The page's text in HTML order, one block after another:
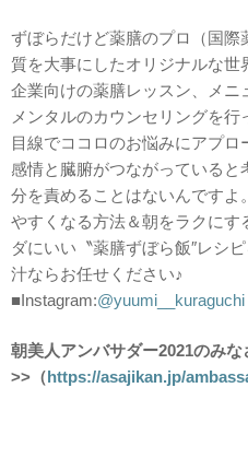
ずぼらだけど薬膳のプロ（国際
質を大事にしたオリジナルな世
企業向けの薬膳レッスン、メ
メンタルのカウンセリングを
目線でココロのお悩みにアプ
感情と臓腑がつながっている
分を責めることはないんですよ
やすくなる方法＆朝をラクにす
ダにいい〝薬膳ずぼら飯″レシ
汁ならお任せください♪
■Instagram:@yuumi__kuraguchi
朝美人アンバサダー2021のみな
>>（https://asajikan.jp/